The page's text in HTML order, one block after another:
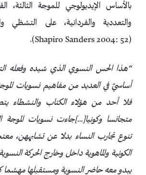
بالأساس الإيديولوجي للموجة الثالثة،
والتعددية والفردانية، على التشظي
(Shapiro Sanders 2004: 52).
“هذا الحسالنسويالذي شيده وفعله
أساسيٌ في العديد من مفاهيم نسويات الموجة
فلا أحد من هؤلاء الكتاب والنشطاء
متجانسا وكونيا[…]جاءت نسويات الموجة
تنوع تجارب النساء بدلا عن تشابههن،
الكونية والماهوية داخل وخارج الحركة
يبدو معه حاضر النسوية ومستقبلها مهشما